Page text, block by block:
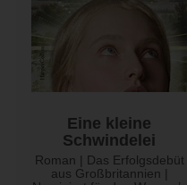
Eine kleine
Schwindelei
Roman | Das Erfolgsdebüt
aus Großbritannien |